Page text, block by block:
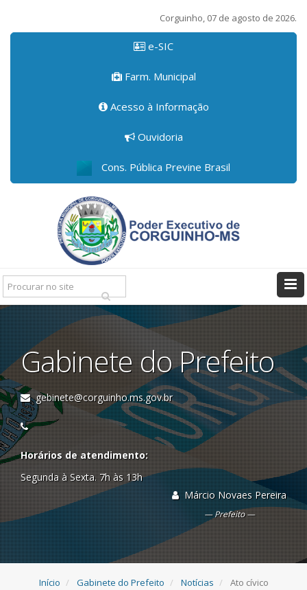
Corguinho, 07 de agosto de 2026.
e-SIC
Farm. Municipal
Acesso à Informação
Ouvidoria
Cons. Pública Previne Brasil
Pesquisar:
Gabinete do Prefeito
gebinete@corguinho.ms.gov.br
Horários de atendimento:
Segunda à Sexta. 7h às 13h
Márcio Novaes Pereira
Prefeito
Início Gabinete do Prefeito Notícias Ato cívico